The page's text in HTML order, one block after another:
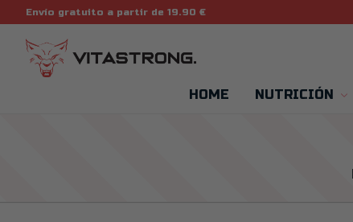
Envío gratuito a partir de 19.90 €
HOME NUTRICIÓN